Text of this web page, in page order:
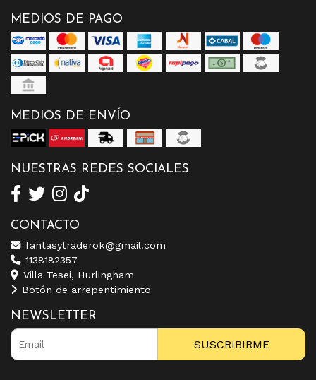
MEDIOS DE PAGO
MEDIOS DE ENVÍO
NUESTRAS REDES SOCIALES
CONTACTO
fantasytraderok@gmail.com
1138182357
Villa Tesei, Hurlingham
Botón de arrepentimiento
NEWSLETTER
SUSCRIBIRME